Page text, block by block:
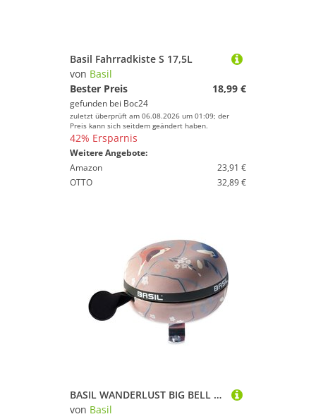
Basil Fahrradkiste S 17,5L
von Basil
Bester Preis
18,99 €
gefunden bei Boc24
zuletzt überprüft am 06.08.2026 um 01:09; der
Preis kann sich seitdem geändert haben.
42% Ersparnis
Weitere Angebote:
Amazon
23,91 €
OTTO
32,89 €
BASIL WANDERLUST BIG BELL Klingel
von Basil